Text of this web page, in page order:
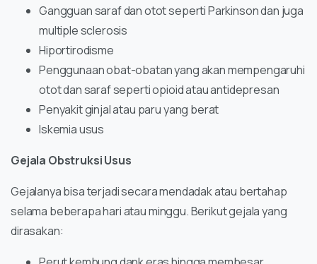
Gangguan saraf dan otot seperti Parkinson dan juga
multiple sclerosis
Hiportirodisme
Penggunaan obat-obatan yang akan mempengaruhi
otot dan saraf seperti opioid atau antidepresan
Penyakit ginjal atau paru yang berat
Iskemia usus
Gejala Obstruksi Usus
Gejalanya bisa terjadi secara mendadak atau bertahap
selama beberapa hari atau minggu. Berikut gejala yang
dirasakan: